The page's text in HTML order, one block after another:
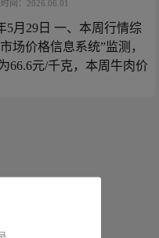
间： 2026.06.01
5月29日 一、本周行情综
场价格信息系统”监测，
66.6元/千克，本周牛肉价